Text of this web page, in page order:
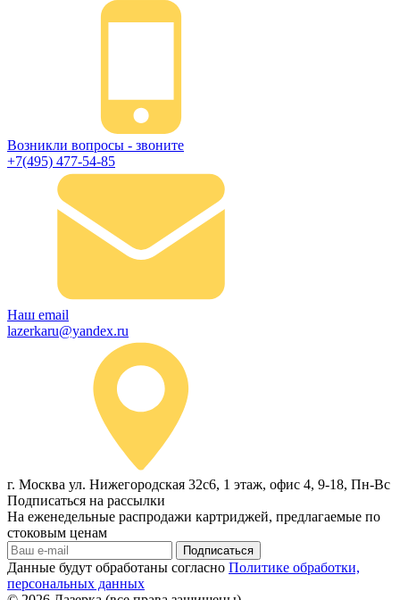
Возникли вопросы - звоните
+7(495) 477-54-85
Наш email
lazerkaru@yandex.ru
г. Москва ул. Нижегородская 32с6, 1 этаж, офис 4, 9-18, Пн-Вс
Подписаться на рассылки
На еженедельные распродажи картриджей, предлагаемые по
стоковым ценам
Подписаться
Данные будут обработаны согласно Политике обработки,
персональных данных